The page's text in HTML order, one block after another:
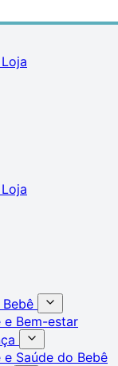
e Bem-estar
e Saúde do Bebê